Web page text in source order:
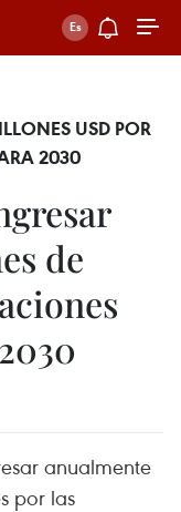
USD POR
2030
de
anualmente
por las